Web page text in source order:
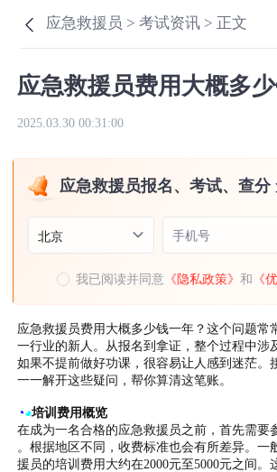
应急救援员 >考试资讯 > 正文
应急救援员费用大概多
2025.03.30 00:31:00
应急救援员报名、考试、查分
北京 手机号
我已阅读并同意 《隐私政策》和 《
应急救援员费用大概多少钱一年？这个问题常
一行业的新人。从报名到拿证，整个过程中涉
如果不提前做好功课，很容易让人感到迷茫。
一一解开这些疑问，帮你算清这笔账。
◔◕培训费用概览
在成为一名合格的应急救援员之前，首先需要
。根据地区不同，收费标准也会有所差异。一
援员的培训费用大约在2000元至5000元之间。